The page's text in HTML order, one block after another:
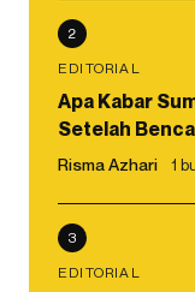
2
EDITORIAL
Apa Kabar
Setelah
Risma Azhari 1
3
EDITORIAL